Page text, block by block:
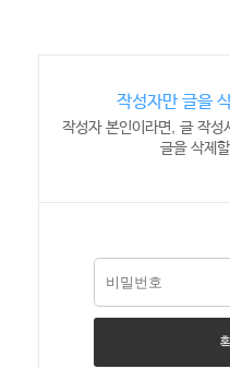
작성자만 글을
작성자 본인이라면, 글 작성
글을 삭제